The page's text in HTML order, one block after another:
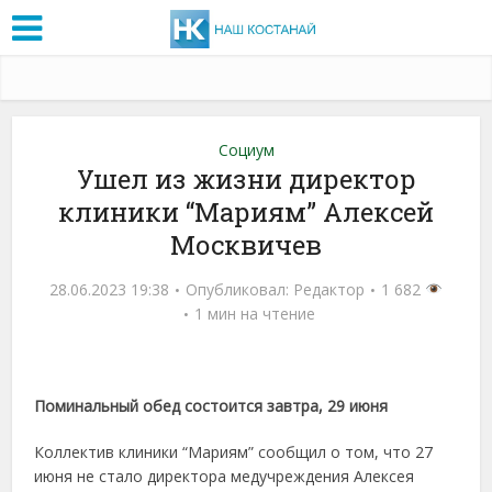
Социум
Ушел из жизни директор
клиники “Мариям” Алексей
Москвичев
28.06.2023 19:38 Опубликовал: Редактор
1 682
1 мин на чтение
Поминальный обед состоится завтра, 29 июня
Коллектив клиники “Мариям” сообщил о том, что 27
июня не стало директора медучреждения Алексея